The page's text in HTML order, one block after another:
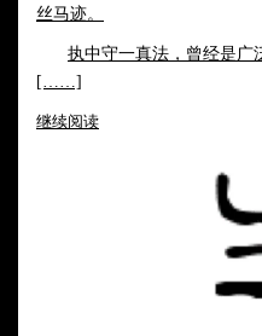
丝马迹。
执中守一真法，曾经是广
[……]
继续阅读